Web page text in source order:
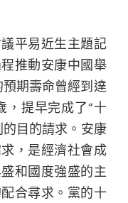
平易近生主題記
推動安康中國舉
期壽命曾經到達
，提早完成了“十
目的請求。安康
，是經濟社會成
和國度強盛的主
合尋求。黨的十